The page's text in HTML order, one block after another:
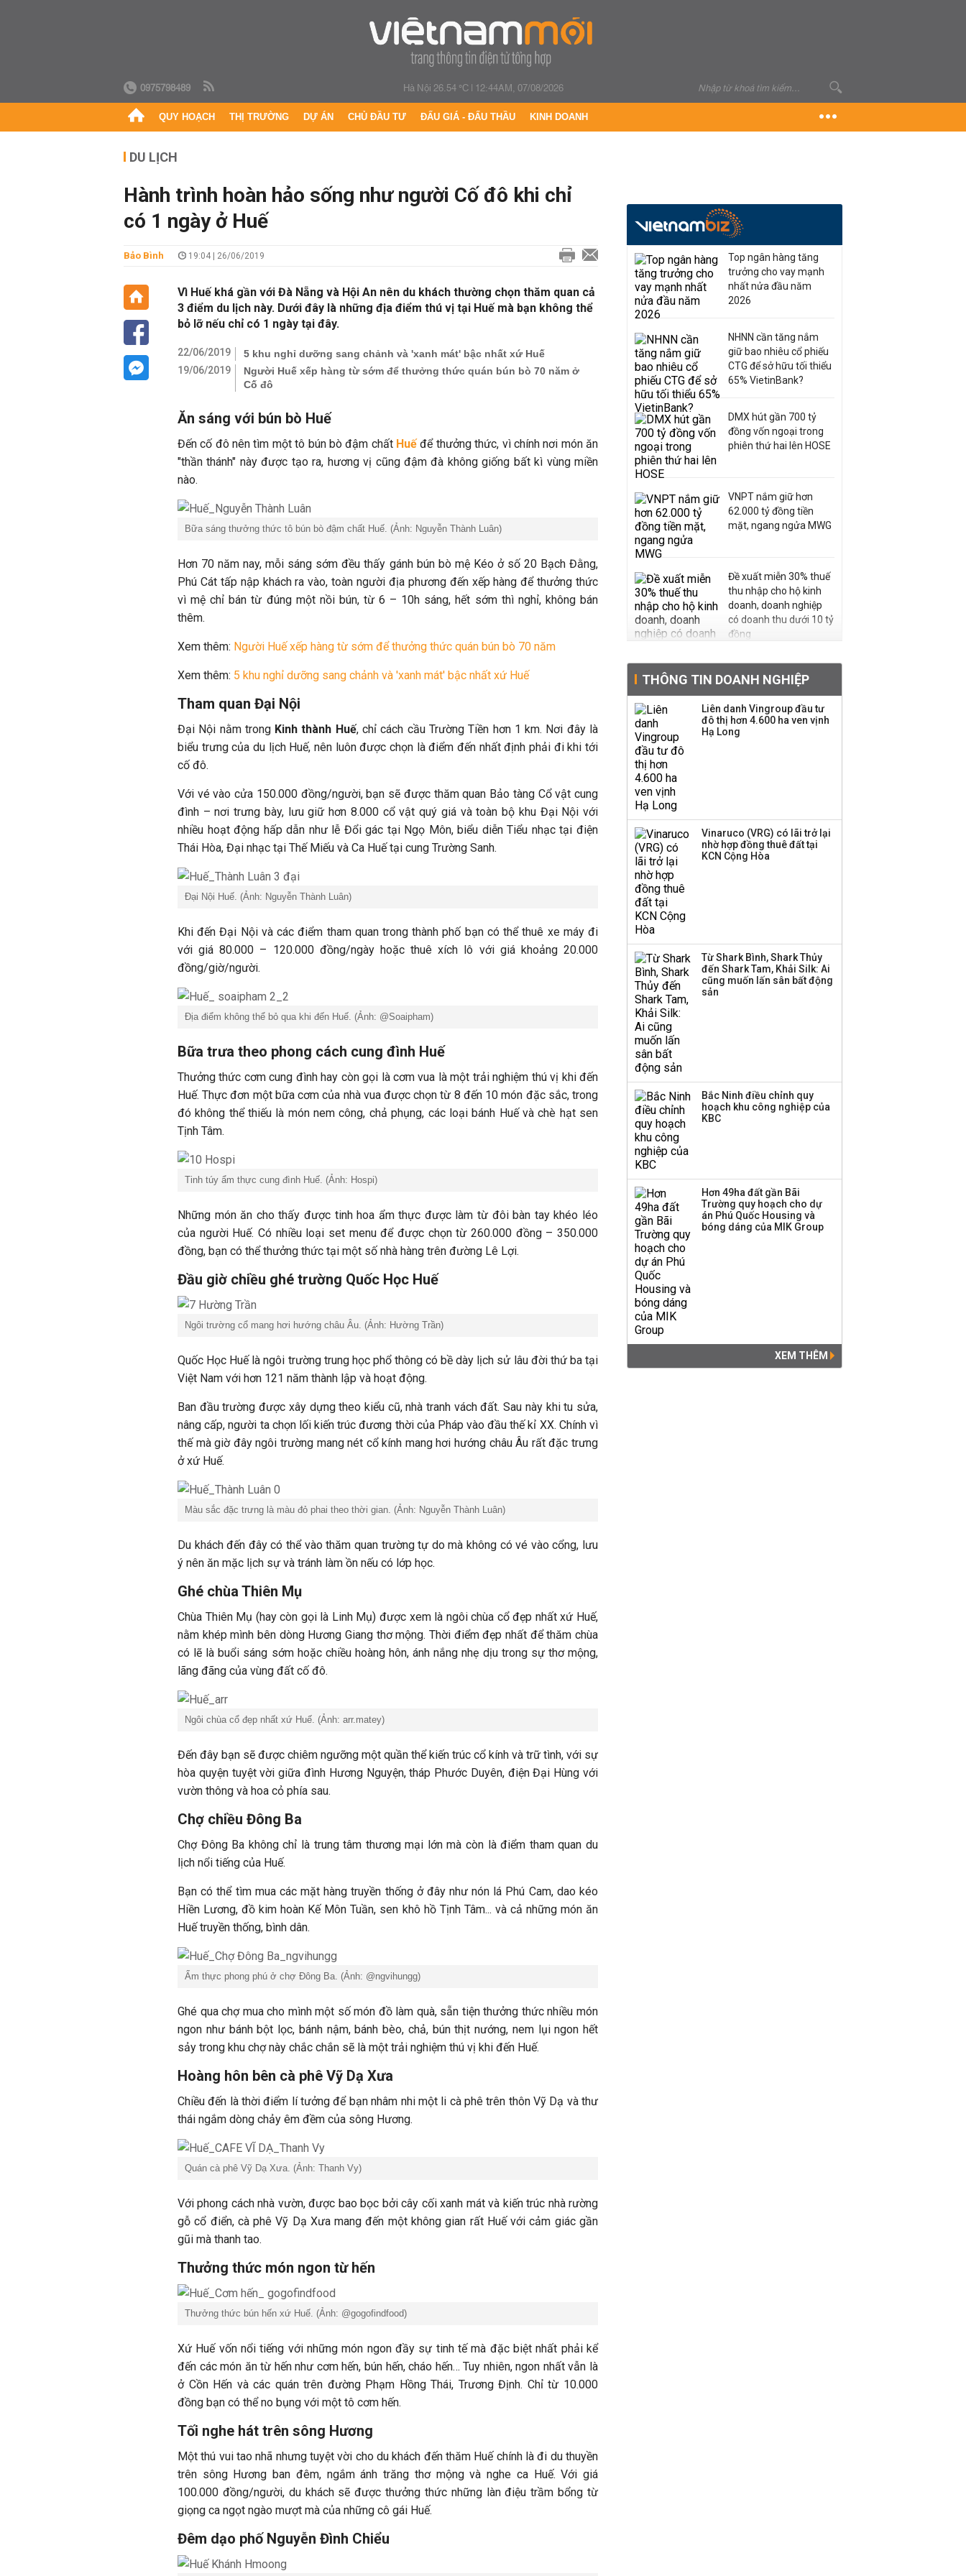
0975798489 Hà Nội 26.54 °C| 12:44AM, 07/08/2026
QUY HOẠCH THỊ TRƯỜNG DỰ ÁN CHỦ ĐẦU TƯ ĐẤU GIÁ - ĐẤU THẦU KINH DOANH
DU LỊCH
Hành trình hoàn hảo sống như người Cố đô khi chỉ
có 1 ngày ở Huế
Bảo Bình 19:04 | 26/06/2019
Vì Huế khá gần với Đà Nẵng và Hội An nên du khách thường chọn thăm quan cả
3 điểm du lịch này. Dưới đây là những địa điểm thú vị tại Huế mà bạn không thể
bỏ lỡ nếu chỉ có 1 ngày tại đây.
22/06/2019
5 khu nghỉ dưỡng sang chảnh và 'xanh mát' bậc nhất xứ Huế
19/06/2019
Người Huế xếp hàng từ sớm để thưởng thức quán bún bò 70 năm ở
Cố đô
Ăn sáng với bún bò Huế
Đến cố đô nên tìm một tô bún bò đậm chất Huếđể thưởng thức, vì chính nơi món ăn
"thần thánh" này được tạo ra, hương vị cũng đậm đà không giống bất kì vùng miền
nào.
Bữa sáng thưởng thức tô bún bò đậm chất Huế. (Ảnh: Nguyễn Thành Luân)
Hơn 70 năm nay, mỗi sáng sớm đều thấy gánh bún bò mệ Kéo ở số 20 Bạch Đằng,
Phú Cát tấp nập khách ra vào, toàn người địa phương đến xếp hàng để thưởng thức
vì mệ chỉ bán từ đúng một nồi bún, từ 6 – 10h sáng, hết sớm thì nghỉ, không bán
thêm.
Xem thêm: Người Huế xếp hàng từ sớm để thưởng thức quán bún bò 70 năm
Xem thêm: 5 khu nghỉ dưỡng sang chảnh và 'xanh mát' bậc nhất xứ Huế
Tham quan Đại Nội
Đại Nội nằm trong Kinh thành Huế, chỉ cách cầu Trường Tiền hơn 1 km. Nơi đây là
biểu trưng của du lịch Huế, nên luôn được chọn là điểm đến nhất định phải đi khi tới
cố đô.
Với vé vào cửa 150.000 đồng/người, bạn sẽ được thăm quan Bảo tàng Cổ vật cung
đình – nơi trưng bày, lưu giữ hơn 8.000 cổ vật quý giá và toàn bộ khu Đại Nội với
nhiều hoạt động hấp dẫn như lễ Đổi gác tại Ngọ Môn, biểu diễn Tiểu nhạc tại điện
Thái Hòa, Đại nhạc tại Thế Miếu và Ca Huế tại cung Trường Sanh.
Đại Nội Huế. (Ảnh: Nguyễn Thành Luân)
Khi đến Đại Nội và các điểm tham quan trong thành phố bạn có thể thuê xe máy đi
với giá 80.000 – 120.000 đồng/ngày hoặc thuê xích lô với giá khoảng 20.000
đồng/giờ/người.
Địa điểm không thể bỏ qua khi đến Huế. (Ảnh: @Soaipham)
Bữa trưa theo phong cách cung đình Huế
Thưởng thức cơm cung đình hay còn gọi là cơm vua là một trải nghiệm thú vị khi đến
Huế. Thực đơn một bữa cơm của nhà vua được chọn từ 8 đến 10 món đặc sắc, trong
đó không thể thiếu là món nem công, chả phụng, các loại bánh Huế và chè hạt sen
Tịnh Tâm.
Tinh túy ẩm thực cung đình Huế. (Ảnh: Hospi)
Những món ăn cho thấy được tinh hoa ẩm thực được làm từ đôi bàn tay khéo léo
của người Huế. Có nhiều loại set menu để được chọn từ 260.000 đồng – 350.000
đồng, bạn có thể thưởng thức tại một số nhà hàng trên đường Lê Lợi.
Đầu giờ chiều ghé trường Quốc Học Huế
Ngôi trường cổ mang hơi hướng châu Âu. (Ảnh: Hường Trần)
Quốc Học Huế là ngôi trường trung học phổ thông có bề dày lịch sử lâu đời thứ ba tại
Việt Nam với hơn 121 năm thành lập và hoạt động.
Ban đầu trường được xây dựng theo kiểu cũ, nhà tranh vách đất. Sau này khi tu sửa,
nâng cấp, người ta chọn lối kiến trúc đương thời của Pháp vào đầu thế kỉ XX. Chính vì
thế mà giờ đây ngôi trường mang nét cổ kính mang hơi hướng châu Âu rất đặc trưng
ở xứ Huế.
Màu sắc đặc trưng là màu đỏ phai theo thời gian. (Ảnh: Nguyễn Thành Luân)
Du khách đến đây có thể vào thăm quan trường tự do mà không có vé vào cổng, lưu
ý nên ăn mặc lịch sự và tránh làm ồn nếu có lớp học.
Ghé chùa Thiên Mụ
Chùa Thiên Mụ (hay còn gọi là Linh Mụ) được xem là ngôi chùa cổ đẹp nhất xứ Huế,
nằm khép mình bên dòng Hương Giang thơ mộng. Thời điểm đẹp nhất để thăm chùa
có lẽ là buổi sáng sớm hoặc chiều hoàng hôn, ánh nắng nhẹ dịu trong sự thơ mộng,
lãng đãng của vùng đất cố đô.
Ngôi chùa cổ đẹp nhất xứ Huế. (Ảnh: arr.matey)
Đến đây bạn sẽ được chiêm ngưỡng một quần thể kiến trúc cổ kính và trữ tình, với sự
hòa quyện tuyệt vời giữa đình Hương Nguyện, tháp Phước Duyên, điện Đại Hùng với
vườn thông và hoa cỏ phía sau.
Chợ chiều Đông Ba
Chợ Đông Ba không chỉ là trung tâm thương mại lớn mà còn là điểm tham quan du
lịch nổi tiếng của Huế.
Bạn có thể tìm mua các mặt hàng truyền thống ở đây như nón lá Phú Cam, dao kéo
Hiền Lương, đồ kim hoàn Kế Môn Tuần, sen khô hồ Tịnh Tâm... và cả những món ăn
Huế truyền thống, bình dân.
Ẩm thực phong phú ở chợ Đông Ba. (Ảnh: @ngvihungg)
Ghé qua chợ mua cho mình một số món đồ làm quà, sẵn tiện thưởng thức nhiều món
ngon như bánh bột lọc, bánh nậm, bánh bèo, chả, bún thịt nướng, nem lụi ngon hết
sảy trong khu chợ này chắc chắn sẽ là một trải nghiệm thú vị khi đến Huế.
Hoàng hôn bên cà phê Vỹ Dạ Xưa
Chiều đến là thời điểm lí tưởng để bạn nhâm nhi một li cà phê trên thôn Vỹ Dạ và thư
thái ngắm dòng chảy êm đềm của sông Hương.
Quán cà phê Vỹ Dạ Xưa. (Ảnh: Thanh Vy)
Với phong cách nhà vườn, được bao bọc bởi cây cối xanh mát và kiến trúc nhà rường
gỗ cổ điển, cà phê Vỹ Dạ Xưa mang đến một không gian rất Huế với cảm giác gần
gũi mà thanh tao.
Thưởng thức món ngon từ hến
Thưởng thức bún hến xứ Huế. (Ảnh: @gogofindfood)
Xứ Huế vốn nổi tiếng với những món ngon đầy sự tinh tế mà đặc biệt nhất phải kể
đến các món ăn từ hến như cơm hến, bún hến, cháo hến… Tuy nhiên, ngon nhất vẫn là
ở Cồn Hến và các quán trên đường Phạm Hồng Thái, Trương Định. Chỉ từ 10.000
đồng bạn có thể no bụng với một tô cơm hến.
Tối nghe hát trên sông Hương
Một thú vui tao nhã nhưng tuyệt vời cho du khách đến thăm Huế chính là đi du thuyền
trên sông Hương ban đêm, ngắm ánh trăng thơ mộng và nghe ca Huế. Với giá
100.000 đồng/người, du khách sẽ được thưởng thức những làn điệu trầm bổng từ
giọng ca ngọt ngào mượt mà của những cô gái Huế.
Đêm dạo phố Nguyễn Đình Chiểu
Top ngân hàng tăng
trưởng cho vay mạnh
nhất nửa đầu năm
2026
NHNN cần tăng nắm
giữ bao nhiêu cổ phiếu
CTG để sở hữu tối thiểu
65% VietinBank?
DMX hút gần 700 tỷ
đồng vốn ngoại trong
phiên thứ hai lên HOSE
VNPT nắm giữ hơn
62.000 tỷ đồng tiền
mặt, ngang ngửa MWG
Đề xuất miễn 30% thuế
thu nhập cho hộ kinh
doanh, doanh nghiệp
có doanh thu dưới 10 tỷ
đồng
gần 500 triệu cổ phiếu,
tăng vốn lên gần
77.800 tỷ
phiếu, người làm chủ
tịch ở tuổi 27
Việt Nam muốn phát
triển quỹ hưu trí: Từ tiết
kiệm gia đình thành
THÔNG TIN DOANH NGHIỆP
Liên danh Vingroup đầu tư
đô thị hơn 4.600 ha ven vịnh
Hạ Long
Vinaruco (VRG) có lãi trở lại
nhờ hợp đồng thuê đất tại
KCN Cộng Hòa
Từ Shark Bình, Shark Thủy
đến Shark Tam, Khải Silk: Ai
cũng muốn lấn sân bất động
sản
Bắc Ninh điều chỉnh quy
hoạch khu công nghiệp của
KBC
Hơn 49ha đất gần Bãi
Trường quy hoạch cho dự
án Phú Quốc Housing và
bóng dáng của MIK Group
XEM THÊM